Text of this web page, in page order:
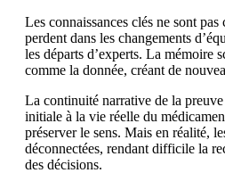
Les connaissances clés ne sont pas
perdent dans les changements
les départs d’experts. La mémoire
comme la donnée, créant de
La continuité narrative de la
initiale à la vie réelle du
préserver le sens. Mais en réalité,
déconnectées, rendant difficile la
des décisions.